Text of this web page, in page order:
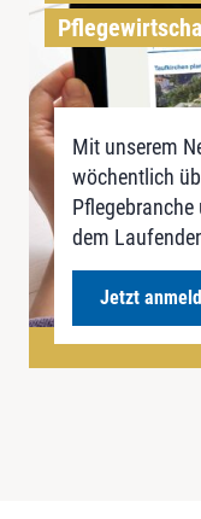
Mit unserem
wöchentlich
dem
Jetzt